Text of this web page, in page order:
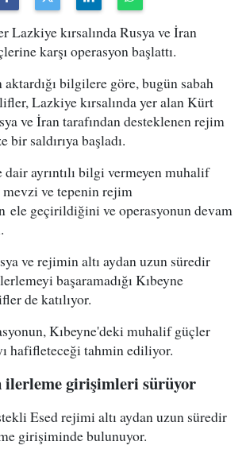
Lazkiye kırsalında Rusya ve İran
karşı operasyon başlattı.
bilgilere göre, bugün sabah
Lazkiye kırsalında yer alan Kürt
ve İran tarafından desteklenen rejim
bir saldırıya başladı.
dair ayrıntılı bilgi vermeyen muhalif
ve tepenin rejim
ele geçirildiğini ve operasyonun devam
ve rejimin altı aydan uzun süredir
başaramadığı Kıbeyne
de katılıyor.
Kıbeyne'deki muhalif güçler
hafifleteceği tahmin ediliyor.
ilerleme girişimleri sürüyor
Esed rejimi altı aydan uzun süredir
girişiminde bulunuyor.